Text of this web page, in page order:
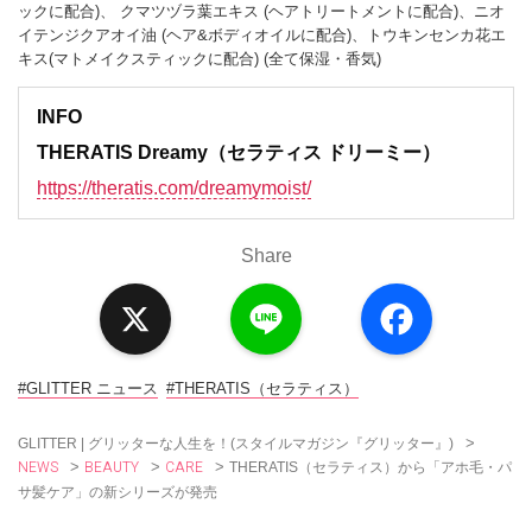
ックに配合)、 クマツヅラ葉エキス (ヘアトリートメントに配合)、ニオ
イテンジクアオイ油 (ヘア&ボディオイルに配合)、トウキンセンカ花エ
キス(マトメイクスティックに配合) (全て保湿・香気)
INFO
THERATIS Dreamy（セラティス ドリーミー）
https://theratis.com/dreamymoist/
Share
a
c
#GLITTER ニュース #THERATIS（セラティス）
GLITTER | グリッターな人生を！(スタイルマガジン『グリッター』) >
NEWS > BEAUTY > CARE > THERATIS（セラティス）から「アホ毛・パ
サ髪ケア」の新シリーズが発売